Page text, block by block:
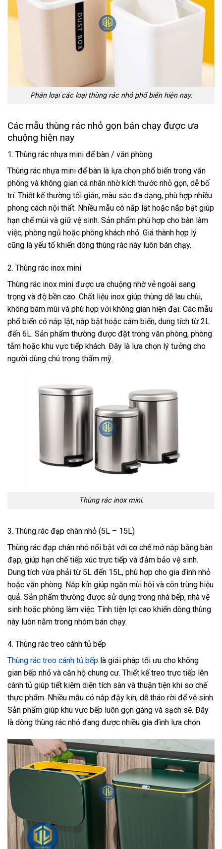
Phân loại các loại thùng rác nhỏ phổ biến hiện nay.
Các mẫu thùng rác nhỏ gọn bán chạy được ưa
chuộng hiện nay
1. Thùng rác nhựa mini để bàn / văn phòng
Thùng rác nhựa mini để bàn là lựa chọn phổ biến trong văn
phòng và không gian cá nhân nhờ kích thước nhỏ gọn, dễ bố
trí. Thiết kế thường tối giản, màu sắc đa dạng, phù hợp nhiều
phong cách nội thất. Nhiều mẫu có nắp lật hoặc nắp bật giúp
hạn chế mùi và giữ vệ sinh. Sản phẩm phù hợp cho bàn làm
việc, phòng ngủ hoặc phòng khách nhỏ. Giá thành hợp lý
cũng là yếu tố khiến dòng thùng rác này luôn bán chạy.
2. Thùng rác inox mini
Thùng rác inox mini được ưa chuộng nhờ vẻ ngoài sang
trọng và độ bền cao. Chất liệu inox giúp thùng dễ lau chùi,
không bám mùi và phù hợp với không gian hiện đại. Các mẫu
phổ biến có nắp lật, nắp bật hoặc cảm biến, dung tích từ 2L
đến 6L. Sản phẩm thường được đặt trong văn phòng, phòng
tắm hoặc khu vực tiếp khách. Đây là lựa chọn lý tưởng cho
người dùng chú trọng thẩm mỹ.
Thùng rác inox mini.
3. Thùng rác đạp chân nhỏ (5L – 15L)
Thùng rác đạp chân nhỏ nổi bật với cơ chế mở nắp bằng bàn
đạp, giúp hạn chế tiếp xúc trực tiếp và đảm bảo vệ sinh.
Dung tích vừa phải từ 5L đến 15L, phù hợp cho gia đình nhỏ
hoặc văn phòng. Nắp kín giúp ngăn mùi hôi và côn trùng hiệu
quả. Sản phẩm thường được sử dụng trong nhà bếp, nhà vệ
sinh hoặc phòng làm việc. Tính tiện lợi cao khiến dòng thùng
này luôn nằm trong nhóm bán chạy.
4. Thùng rác treo cánh tủ bếp
Thùng rác treo cánh tủ bếp là giải pháp tối ưu cho không
gian bếp nhỏ và căn hộ chung cư. Thiết kế treo trực tiếp lên
cánh tủ giúp tiết kiệm diện tích sàn và thuận tiện khi sơ chế
thực phẩm. Nhiều mẫu có nắp đậy kín, dễ tháo rời để vệ sinh.
Sản phẩm giúp khu vực bếp luôn gọn gàng và sạch sẽ. Đây
là dòng thùng rác nhỏ đang được nhiều gia đình lựa chọn.